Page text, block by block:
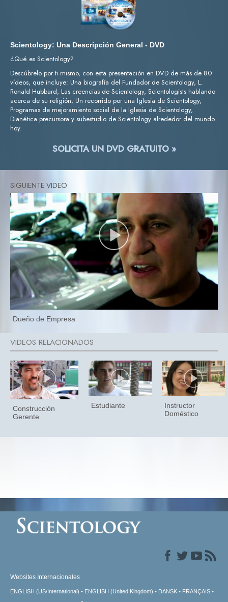
Scientology: Una Descripción General - DVD
¿Qué es Scientology?
Descúbrelo por ti mismo, con esta presentación en DVD de más de 80
vídeos, que incluye: Una biografía del Fundador de Scientology, L.
Ronald Hubbard, Las creencias de Scientology, Scientologists hablando
acerca de su religión, Un recorrido por una Iglesia de Scientology,
Programas de mejoramiento social de la Iglesia de Scientology,
Dianética precursora y subestudio de Scientology alrededor del mundo
hoy.
SOLICITA UN DVD GRATUITO »
Dueño de Empresa
Construcción
Gerente
Estudiante
Instructor
Doméstico
Websites Internacionales
ENGLISH (US/International) ENGLISH (United Kingdom) DANSK FRANÇAIS